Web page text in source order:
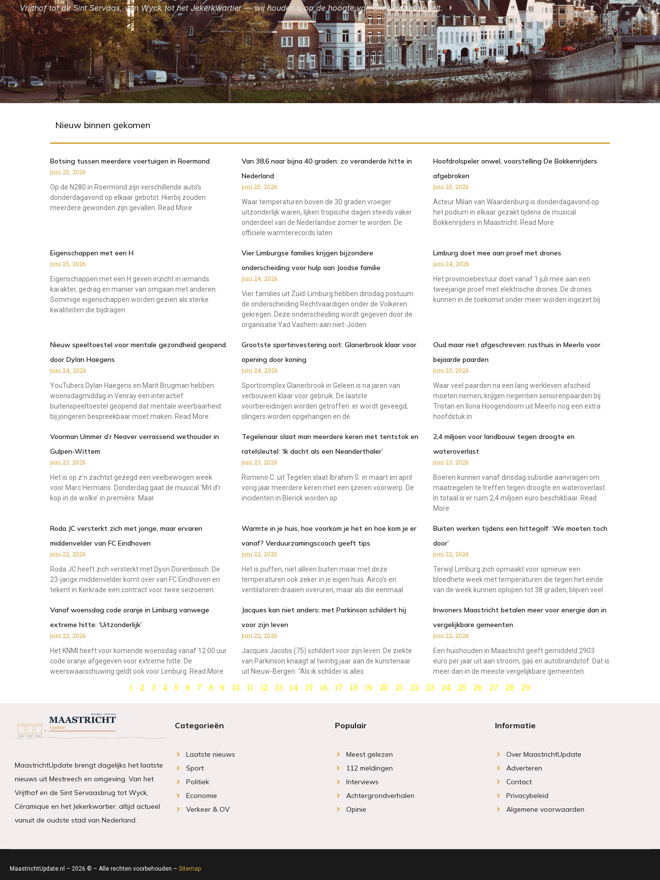
Vrijthof tot de Sint Servaas, van Wyck tot het Jekerkwartier — wij houden u op de hoogte van alles wat er speelt.
Nieuw binnen gekomen
Botsing tussen meerdere voertuigen in Roermond
juni 25, 2026
Op de N280 in Roermond zijn verschillende auto’s
donderdagavond op elkaar gebotst. Hierbij zouden
meerdere gewonden zijn gevallen. Read More
Van 38,6 naar bijna 40 graden: zo veranderde hitte in
Nederland
juni 25, 2026
Waar temperaturen boven de 30 graden vroeger
uitzonderlijk waren, lijken tropische dagen steeds vaker
onderdeel van de Nederlandse zomer te worden. De
officiële warmterecords laten
Hoofdrolspeler onwel, voorstelling De Bokkenrijders
afgebroken
juni 25, 2026
Acteur Milan van Waardenburg is donderdagavond op
het podium in elkaar gezakt tijdens de musical
Bokkenrijders in Maastricht. Read More
Eigenschappen met een H
juni 25, 2026
Eigenschappen met een H geven inzicht in iemands
karakter, gedrag en manier van omgaan met anderen.
Sommige eigenschappen worden gezien als sterke
kwaliteiten die bijdragen
Vier Limburgse families krijgen bijzondere
onderscheiding voor hulp aan Joodse familie
juni 24, 2026
Vier families uit Zuid-Limburg hebben dinsdag postuum
de onderscheiding Rechtvaardigen onder de Volkeren
gekregen. Deze onderscheiding wordt gegeven door de
organisatie Yad Vashem aan niet-Joden
Limburg doet mee aan proef met drones
juni 24, 2026
Het provinciebestuur doet vanaf 1 juli mee aan een
tweejarige proef met elektrische drones. De drones
kunnen in de toekomst onder meer worden ingezet bij
Nieuw speeltoestel voor mentale gezondheid geopend
door Dylan Haegens
juni 24, 2026
YouTubers Dylan Haegens en Marit Brugman hebben
woensdagmiddag in Venray een interactief
buitenspeeltoestel geopend dat mentale weerbaarheid
bij jongeren bespreekbaar moet maken. Read More
Grootste sportinvestering ooit: Glanerbrook klaar voor
opening door koning
juni 24, 2026
Sportcomplex Glanerbrook in Geleen is na jaren van
verbouwen klaar voor gebruik. De laatste
voorbereidingen worden getroffen: er wordt geveegd,
slingers worden opgehangen en de
Oud maar niet afgeschreven: rusthuis in Meerlo voor
bejaarde paarden
juni 23, 2026
Waar veel paarden na een lang werkleven afscheid
moeten nemen, krijgen negentien seniorenpaarden bij
Tristan en Ilona Hoogendoorn uit Meerlo nog een extra
hoofdstuk in
Voorman Ummer d’r Neaver verrassend wethouder in
Gulpen-Wittem
juni 23, 2026
Het is op z’n zachtst gezegd een veelbewogen week
voor Marc Hermans. Donderdag gaat de musical ‘Mit d’r
kop in de wolke’ in première. Maar
Tegelenaar slaat man meerdere keren met tentstok en
ratelsleutel: ‘Ik dacht als een Neanderthaler’
juni 23, 2026
Romeno C. uit Tegelen slaat Ibrahim S. in maart en april
vorig jaar meerdere keren met een ijzeren voorwerp. De
incidenten in Blerick worden op
2,4 miljoen voor landbouw tegen droogte en
wateroverlast
juni 23, 2026
Boeren kunnen vanaf dinsdag subsidie aanvragen om
maatregelen te treffen tegen droogte en wateroverlast.
In totaal is er ruim 2,4 miljoen euro beschikbaar. Read
More
Roda JC versterkt zich met jonge, maar ervaren
middenvelder van FC Eindhoven
juni 22, 2026
Roda JC heeft zich versterkt met Dyon Dorenbosch. De
23-jarige middenvelder komt over van FC Eindhoven en
tekent in Kerkrade een contract voor twee seizoenen.
Warmte in je huis, hoe voorkom je het en hoe kom je er
vanaf? Verduurzamingscoach geeft tips
juni 22, 2026
Het is puffen, niet alleen buiten maar met deze
temperaturen ook zeker in je eigen huis. Airco’s en
ventilatoren draaien overuren, maar als die eenmaal
Buiten werken tijdens een hittegolf: ‘We moeten toch
door’
juni 22, 2026
Terwijl Limburg zich opmaakt voor opnieuw een
bloedhete week met temperaturen die tegen het einde
van de week kunnen oplopen tot 38 graden, blijven veel
Vanaf woensdag code oranje in Limburg vanwege
extreme hitte: ‘Uitzonderlijk’
juni 22, 2026
Het KNMI heeft voor komende woensdag vanaf 12.00 uur
code oranje afgegeven voor extreme hitte. De
weerswaarschuwing geldt ook voor Limburg. Read More
Jacques kan niet anders: met Parkinson schildert hij
voor zijn leven
juni 22, 2026
Jacques Jacobs (75) schildert voor zijn leven. De ziekte
van Parkinson knaagt al twintig jaar aan de kunstenaar
uit Nieuw-Bergen. “Als ik schilder is alles
Inwoners Maastricht betalen meer voor energie dan in
vergelijkbare gemeenten
juni 22, 2026
Een huishouden in Maastricht geeft gemiddeld 2903
euro per jaar uit aan stroom, gas en autobrandstof. Dat is
meer dan in de meeste vergelijkbare gemeenten.
1 2 3 4 5 6 7 8 9 10 11 12 13 14 15 16 17 18 19 20 21 22 23 24 25 26 27 28 29
MaastrichtUpdate brengt dagelijks het laatste
nieuws uit Mestreech en omgeving. Van het
Vrijthof en de Sint Servaasbrug tot Wyck,
Céramique en het Jekerkwartier: altijd actueel
vanuit de oudste stad van Nederland.
Categorieën
Laatste nieuws
Sport
Politiek
Economie
Verkeer & OV
Populair
Meest gelezen
112 meldingen
Interviews
Achtergrondverhalen
Opinie
Informatie
Over MaastrichtUpdate
Adverteren
Contact
Privacybeleid
Algemene voorwaarden
MaastrichtUpdate.nl – 2026 © – Alle rechten voorbehouden – Sitemap